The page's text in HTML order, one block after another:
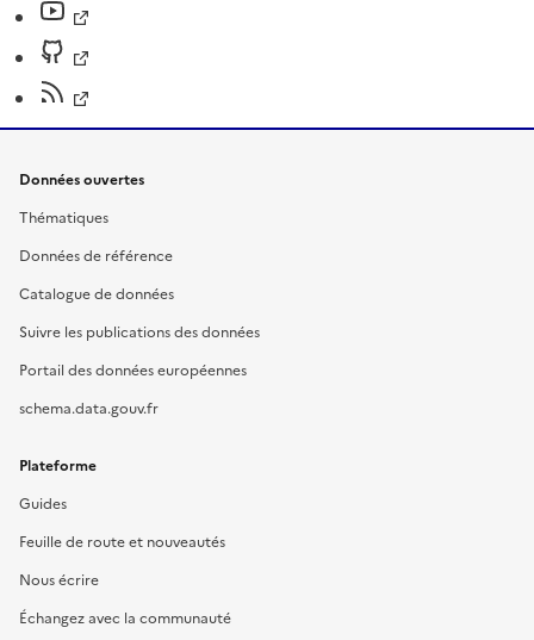
Données ouvertes
Thématiques
Données de référence
Catalogue de données
Suivre les publications des données
Portail des données européennes
schema.data.gouv.fr
Plateforme
Guides
Feuille de route et nouveautés
Nous écrire
Échangez avec la communauté